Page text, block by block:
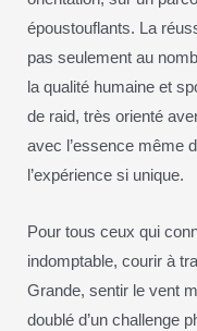
époustouflants. La
pas seulement au
la qualité humaine et
de raid, très orienté
avec l’essence même
l’expérience si unique.
Pour tous ceux qui
indomptable, courir à
Grande, sentir le vent
doublé d’un challenge